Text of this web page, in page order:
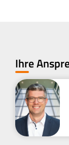
Ihre